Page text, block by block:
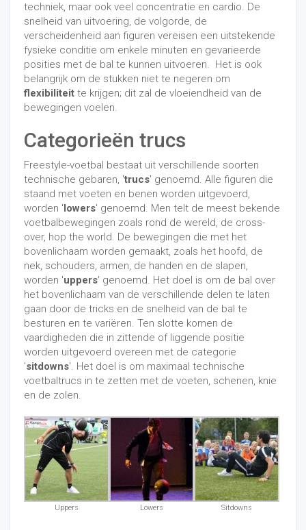
techniek, maar ook veel concentratie en cardio. De
snelheid van uitvoering, de volgorde, de
verscheidenheid aan figuren vereisen een uitstekende
fysieke conditie om enkele minuten en gevarieerde
posities met de bal te kunnen uitvoeren. Het is ook
belangrijk om de stukken niet te negeren om
flexibiliteit te krijgen; dit zal de vloeiendheid van de
bewegingen voelen.
Categorieën trucs
Freestyle-voetbal bestaat uit verschillende soorten
technische gebaren, 'trucs' genoemd. Alle figuren die
staand met voeten en benen worden uitgevoerd,
worden ' lowers' genoemd. Men telt de meest bekende
voetbalbewegingen zoals rond de wereld, de cross-
over, hop the world. De bewegingen die met het
bovenlichaam worden gemaakt, zoals het hoofd, de
nek, schouders, armen, de handen en de slapen,
worden 'uppers' genoemd. Het doel is om de bal over
het bovenlichaam van de verschillende delen te laten
gaan door de tricks en de snelheid van de bal te
besturen en te variëren. Ten slotte komen de
vaardigheden die in zittende of liggende positie
worden uitgevoerd overeen met de categorie
'sitdowns'. Het doel is om maximaal technische
voetbaltrucs in te zetten met de voeten, schenen, knie
en de zolen.
Uppers Lowers Sitdowns